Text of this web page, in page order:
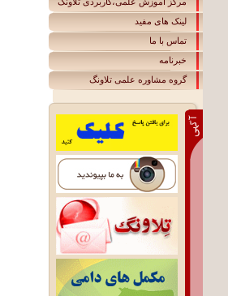
لينک های مفيد
تماس با ما
خبرنامه
گروه مشاوره علمی تلاونگ